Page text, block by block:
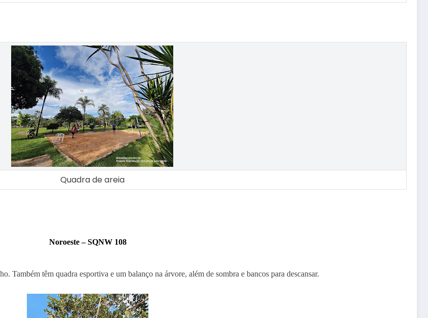
Quadra de areia
Noroeste – SQNW 108
Também têm quadra esportiva e um balanço na árvore, além de sombra e bancos para descansar.